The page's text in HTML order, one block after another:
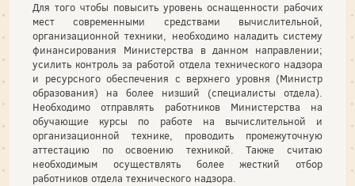
Для того чтобы повысить уровень оснащенности рабочих
мест современными средствами вычислительной,
организационной техники, необходимо наладить систему
финансирования Министерства в данном направлении;
усилить контроль за работой отдела технического надзора
и ресурсного обеспечения с верхнего уровня (Министр
образования) на более низший (специалисты отдела).
Необходимо отправлять работников Министерства на
обучающие курсы по работе на вычислительной и
организационной технике, проводить промежуточную
аттестацию по освоению техникой. Также считаю
необходимым осуществлять более жесткий отбор
работников отдела технического надзора.